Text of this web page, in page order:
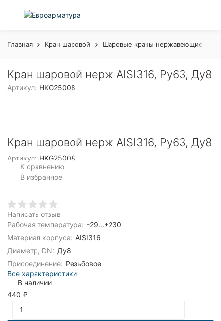
Главная Кран шаровой Шаровые краны нержавеющие с
Кран шаровой нерж AISI316, Ру63, Ду8
Артикул: HKG25008
Кран шаровой нерж AISI316, Ру63, Ду8
Артикул: HKG25008
К сравнению
В избранное
Написать отзыв
Рабочая температура: -29...+230
Материал корпуса: AISI316
Диаметр, DN: Ду8
Присоединение: Резьбовое
Все характеристики
В наличии
440 ₽